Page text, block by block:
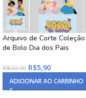
Arquivo de Corte
de Bolo Dia dos Pais
R$30,00 R$5,90
ADICIONAR AO CARRINHO